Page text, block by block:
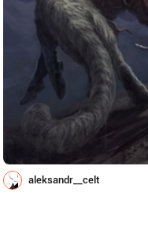
aleksandr__celt